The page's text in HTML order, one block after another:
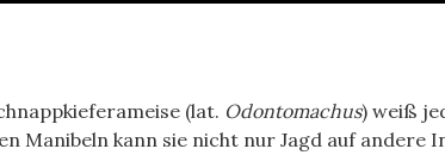
(lat. Odontomachus) weiß
Manibeln kann sie nicht nur Jagd auf andere